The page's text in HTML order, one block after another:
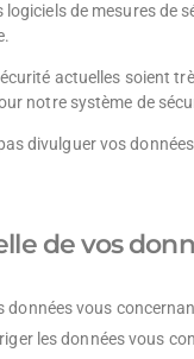
logiciels de mesures
actuelles soient
notre système de
divulguer vos
de vos
données vous
les données vous